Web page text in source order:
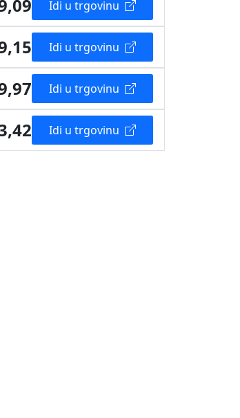
Idi u trgovinu
Idi u trgovinu
Idi u trgovinu
Idi u trgovinu